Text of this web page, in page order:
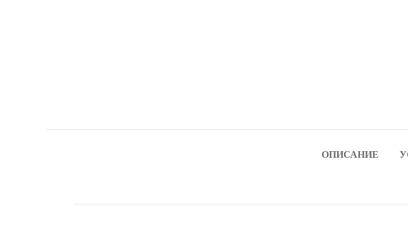
ОПИСАНИЕ